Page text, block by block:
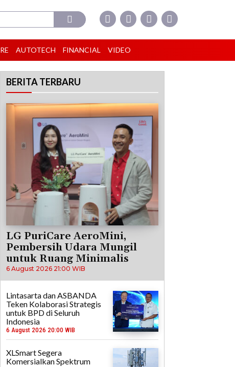
AUTOTECH FINANCIAL VIDEO
BERITA TERBARU
LG PuriCare AeroMini,
Pembersih Udara Mungil
untuk Ruang Minimalis
6 August 2026 21:00 WIB
Lintasarta dan ASBANDA
Teken Kolaborasi Strategis
untuk BPD di Seluruh
Indonesia
6 August 2026 20:00 WIB
XLSmart Segera
Komersialkan Spektrum